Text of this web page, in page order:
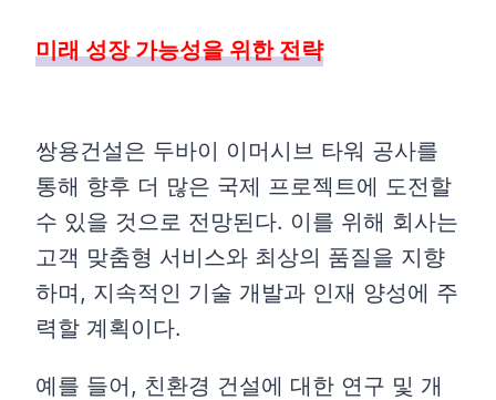
미래 성장 가능성을 위한 전략
쌍용건설은 두바이 이머시브 타워 공사를
통해 향후 더 많은 국제 프로젝트에 도전할
수 있을 것으로 전망된다. 이를 위해 회사는
고객 맞춤형 서비스와 최상의 품질을 지향
하며, 지속적인 기술 개발과 인재 양성에 주
력할 계획이다.
예를 들어, 친환경 건설에 대한 연구 및 개